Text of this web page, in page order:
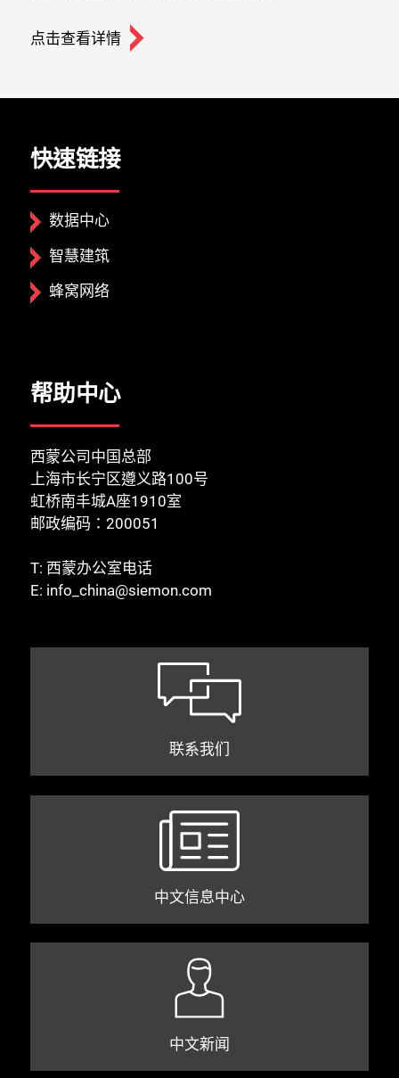
点击查看详情
快速链接
数据中心
智慧建筑
蜂窝网络
帮助中心
西蒙公司中国总部
上海市长宁区遵义路100号
虹桥南丰城A座1910室
邮政编码：200051
T: 西蒙办公室电话
E: info_china@siemon.com
联系我们
中文信息中心
中文新闻